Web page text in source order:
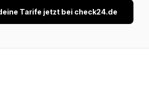
Tarife jetzt bei check24.de